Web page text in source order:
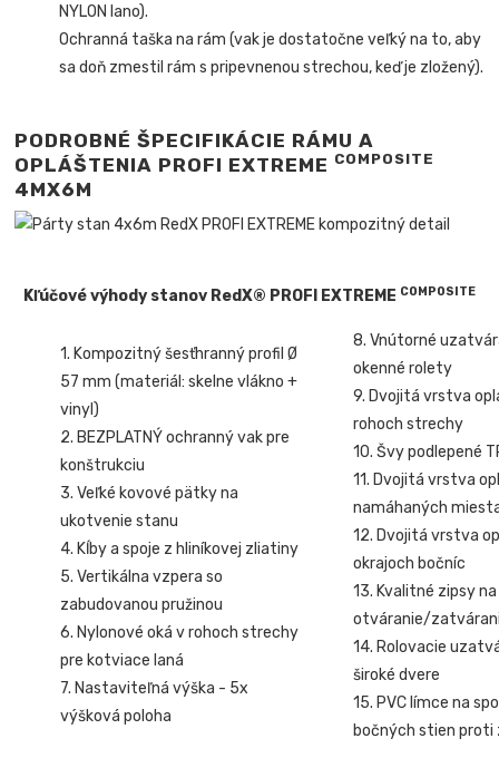
NYLON lano).
Ochranná taška na rám (vak je dostatočne veľký na to, aby
sa doň zmestil rám s pripevnenou strechou, keď je zložený).
PODROBNÉ ŠPECIFIKÁCIE RÁMU A
OPLÁŠTENIA PROFI EXTREME COMPOSITE
4MX6M
Kľúčové výhody stanov RedX® PROFI EXTREME COMPOSITE
1. Kompozitný šesťhranný profil Ø
57 mm (materiál: skelne vlákno +
vinyl)
2. BEZPLATNÝ ochranný vak pre
konštrukciu
3. Veľké kovové pätky na
ukotvenie stanu
4. Kĺby a spoje z hliníkovej zliatiny
5. Vertikálna vzpera so
zabudovanou pružinou
6. Nylonové oká v rohoch strechy
pre kotviace laná
7. Nastaviteľná výška - 5x
výšková poloha
8. Vnútorné
okenné rolety
9. Dvojitá vrstva
rohoch strechy
10. Švy podlepené
11. Dvojitá vrstva
namáhaných
12. Dvojitá vrstva
okrajoch bočníc
13. Kvalitné zipsy na
otváranie/
14. Rolovacie
široké dvere
15. PVC límce na
bočných stien proti